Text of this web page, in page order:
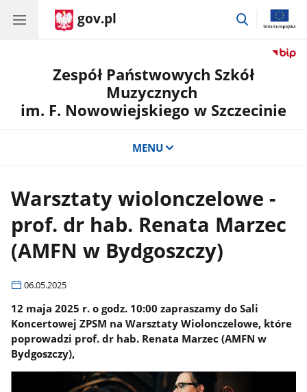
gov.pl
przejdź
Zespół Państwowych Szkół
Muzycznych
im. F. Nowowiejskiego w Szczecinie
MENU
Warsztaty wiolonczelowe -
prof. dr hab. Renata Marzec
(AMFN w Bydgoszczy)
06.05.2025
12 maja 2025 r. o godz. 10:00 zapraszamy do Sali
Koncertowej ZPSM na Warsztaty Wiolonczelowe, które
poprowadzi prof. dr hab. Renata Marzec (AMFN w
Bydgoszczy),